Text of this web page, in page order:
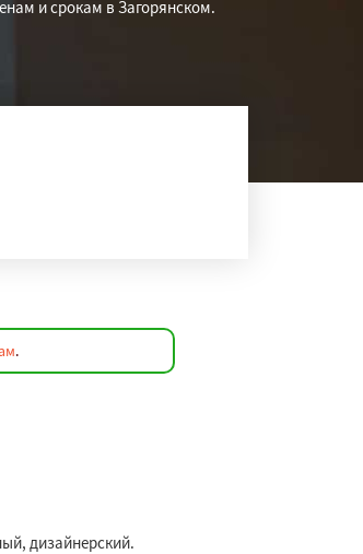
и срокам в Загорянском.
.
дизайнерский.